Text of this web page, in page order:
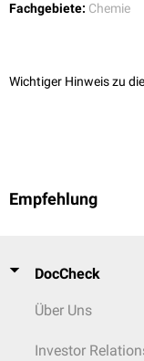
Fachgebiete: Chemie
Wichtiger Hinweis zu
Empfehlung
DocCheck
Über Uns
Investor